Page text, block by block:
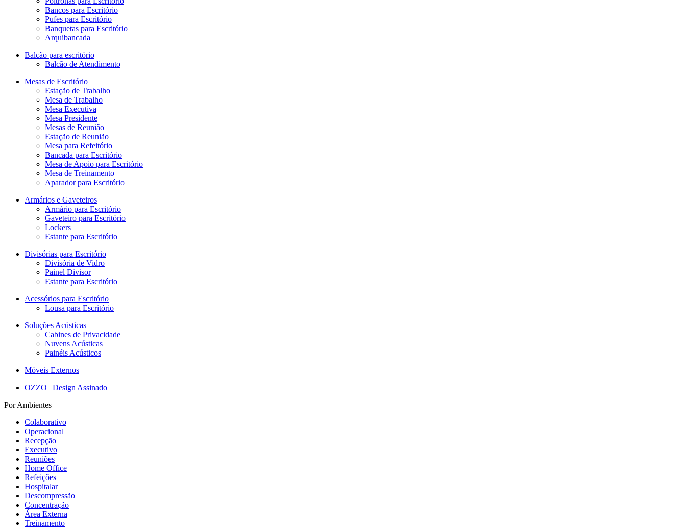
Bancos para Escritório
Pufes para Escritório
Banquetas para Escritório
Arquibancada
Balcão para escritório
Balcão de Atendimento
Mesas de Escritório
Estação de Trabalho
Mesa de Trabalho
Mesa Executiva
Mesa Presidente
Mesas de Reunião
Estação de Reunião
Mesa para Refeitório
Bancada para Escritório
Mesa de Apoio para Escritório
Mesa de Treinamento
Aparador para Escritório
Armários e Gaveteiros
Armário para Escritório
Gaveteiro para Escritório
Lockers
Estante para Escritório
Divisórias para Escritório
Divisória de Vidro
Painel Divisor
Estante para Escritório
Acessórios para Escritório
Lousa para Escritório
Soluções Acústicas
Cabines de Privacidade
Nuvens Acústicas
Painéis Acústicos
Móveis Externos
OZZO | Design Assinado
Por Ambientes
Colaborativo
Operacional
Recepção
Executivo
Reuniões
Home Office
Refeições
Hospitalar
Descompressão
Concentração
Área Externa
Treinamento